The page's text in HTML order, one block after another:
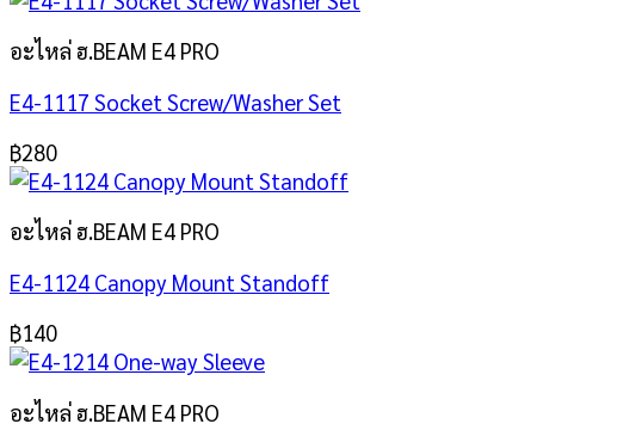
อะไหล่ ฮ.BEAM E4 PRO
E4-1117 Socket Screw/Washer Set
฿280
อะไหล่ ฮ.BEAM E4 PRO
E4-1124 Canopy Mount Standoff
฿140
อะไหล่ ฮ.BEAM E4 PRO